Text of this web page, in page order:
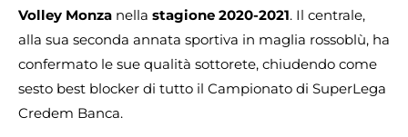
Volley Monza nella stagione 2020-2021. Il centrale,
alla sua seconda annata sportiva in maglia rossoblù, ha
confermato le sue qualità sottorete, chiudendo come
sesto best blocker di tutto il Campionato di SuperLega
Credem Banca.